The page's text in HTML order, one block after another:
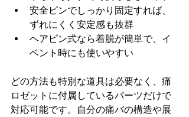
安全ピンでしっかり固定すれば、
ずれにくく安定感も抜群
ヘアピン式なら着脱が簡単で、イ
ベント時にも使いやすい
どの方法も特別な道具は必要なく、痛
ロゼットに付属しているパーツだけで
対応可能です。自分の痛バの構造や展